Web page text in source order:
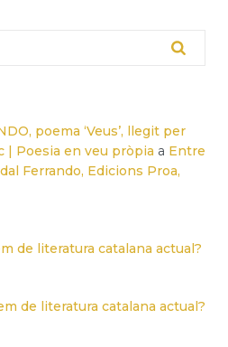
poema ‘Veus’, llegit per
| Poesia en veu pròpia a Entre
Ferrando, Edicions Proa,
de literatura catalana actual?
de literatura catalana actual?